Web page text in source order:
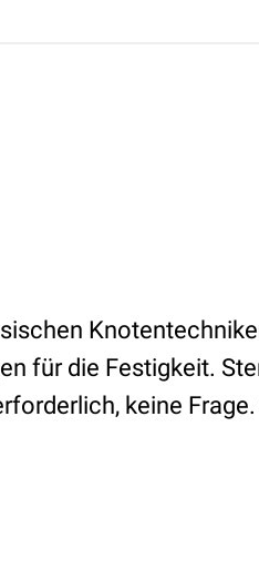
für die Festigkeit.
keine Frage.